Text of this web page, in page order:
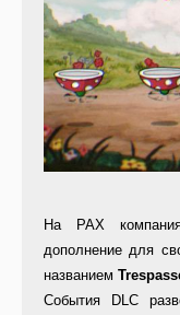
На PAX
дополнение для
названием
События DLC